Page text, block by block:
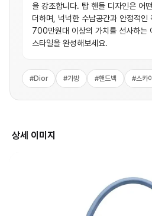
을 강조합니다. 탑 핸들 디자인은 어
더하며, 넉넉한 수납공간과 안정적인
700만원대 이상의 가치를 선사하는
스타일을 완성해보세요.
#Dior #가방 #핸드백 #스카
상세 이미지